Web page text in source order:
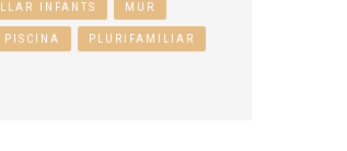
LLAR INFANTS MUR
PISCINA PLURIFAMILIAR